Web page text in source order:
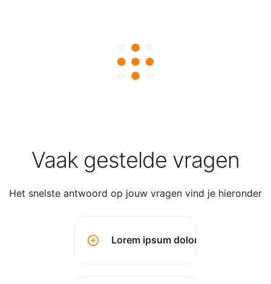
Vaak gestelde vragen
Het snelste antwoord op jouw vragen vind je hieronder
Lorem ipsum dolor sit amet